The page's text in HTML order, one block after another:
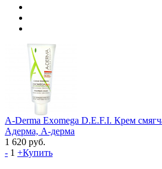
A-Derma Exomega D.E.F.I. Крем
Адерма, А-дерма
1 620 руб.
- 1 +Купить